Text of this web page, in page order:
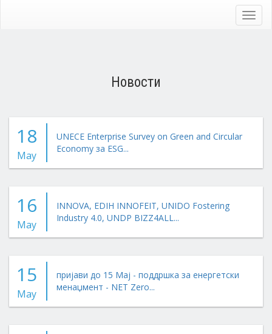
Новости
18
May
UNECE Enterprise Survey on Green and Circular
Economy за ESG...
16
May
INNOVA, EDIH INNOFEIT, UNIDO Fostering
Industry 4.0, UNDP BIZZ4ALL...
15
May
пријави до 15 Мај - поддршка за енергетски
менаџмент - NET Zero...